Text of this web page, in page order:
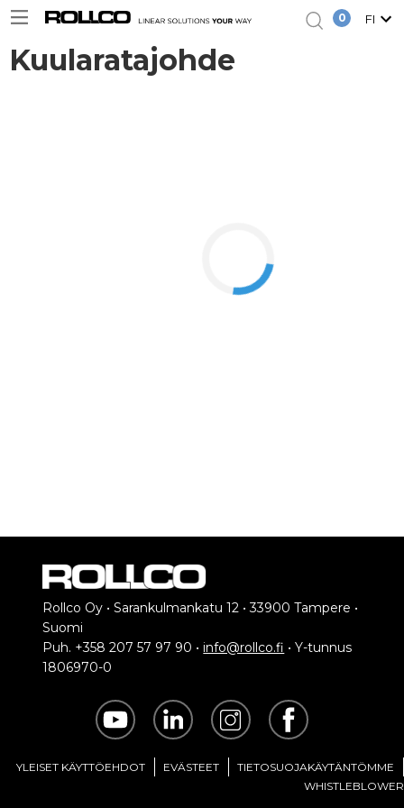
0 FI
Kuularatajohde
Rollco Oy • Sarankulmankatu 12 • 33900 Tampere •
Suomi
Puh. +358 207 57 97 90 •info@rollco.fi • Y-tunnus
1806970-0
YLEISET KÄYTTÖEHDOT EVÄSTEET
TIETOSUOJAKÄYTÄNTÖMME
WHISTLEBLOWER